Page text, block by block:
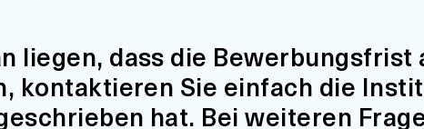
liegen, dass die Bewerbungsfrist
kontaktieren Sie einfach die
hat. Bei weiteren